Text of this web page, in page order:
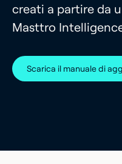
creati a partire da
Masttro
Scarica il manuale di